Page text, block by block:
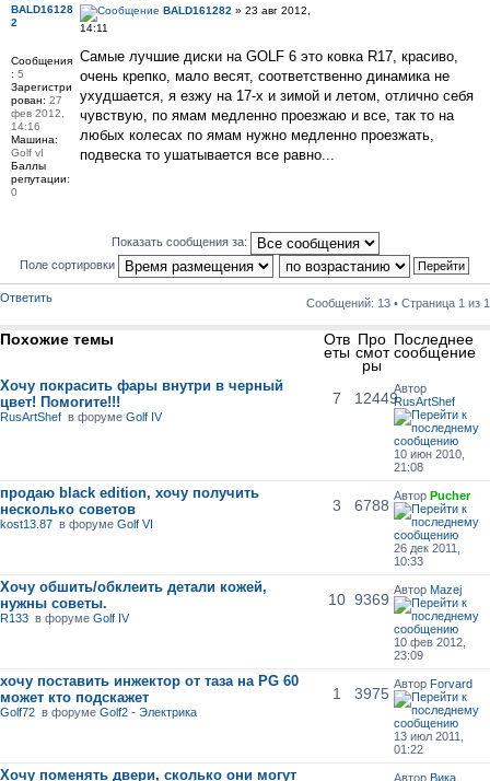
BALD161282 » 23 авг 2012,
14:11
Самые лучшие диски на GOLF 6 это ковка R17, красиво,
очень крепко, мало весят, соответственно динамика не
ухудшается, я езжу на 17-х и зимой и летом, отлично себя
чувствую, по ямам медленно проезжаю и все, так то на
любых колесах по ямам нужно медленно проезжать,
подвеска то ушатывается все равно...
BALD16128
2
Сообщения
: 5
Зарегистри
рован: 27
фев 2012,
14:16
Машина:
Golf vI
Баллы
репутации:
0
Показать сообщения за:
Поле сортировки
Ответить Сообщений: 13 • Страница 1 из 1
Похожие темы Отв
еты
Про
смот
ры
Последнее
сообщение
Хочу покрасить фары внутри в черный
цвет! Помогите!!!
RusArtShef в форумеGolf IV
7 12449
Автор
RusArtShef
10 июн 2010,
21:08
продаю black edition, хочу получить
несколько советов
kost13.87 в форумеGolf VI
3 6788
Автор Pucher
26 дек 2011,
10:33
Хочу обшить/обклеить детали кожей,
нужны советы.
R133 в форумеGolf IV
10 9369
Автор Mazej
10 фев 2012,
23:09
хочу поставить инжектор от таза на PG 60
может кто подскажет
Golf72 в форумеGolf2 - Электрика
1 3975
Автор Forvard
13 июл 2011,
01:22
Хочу поменять двери, сколько они могут Автор Вика